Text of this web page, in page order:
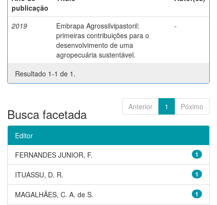
publicação
2019
Embrapa Agrossilvipastoril:
primeiras contribuições para o
desenvolvimento de uma
agropecuária sustentável.
-
Resultado 1-1 de 1.
Anterior 1 Póximo
Busca facetada
Editor
1
FERNANDES JUNIOR, F.
1
ITUASSU, D. R.
1
MAGALHÃES, C. A. de S.